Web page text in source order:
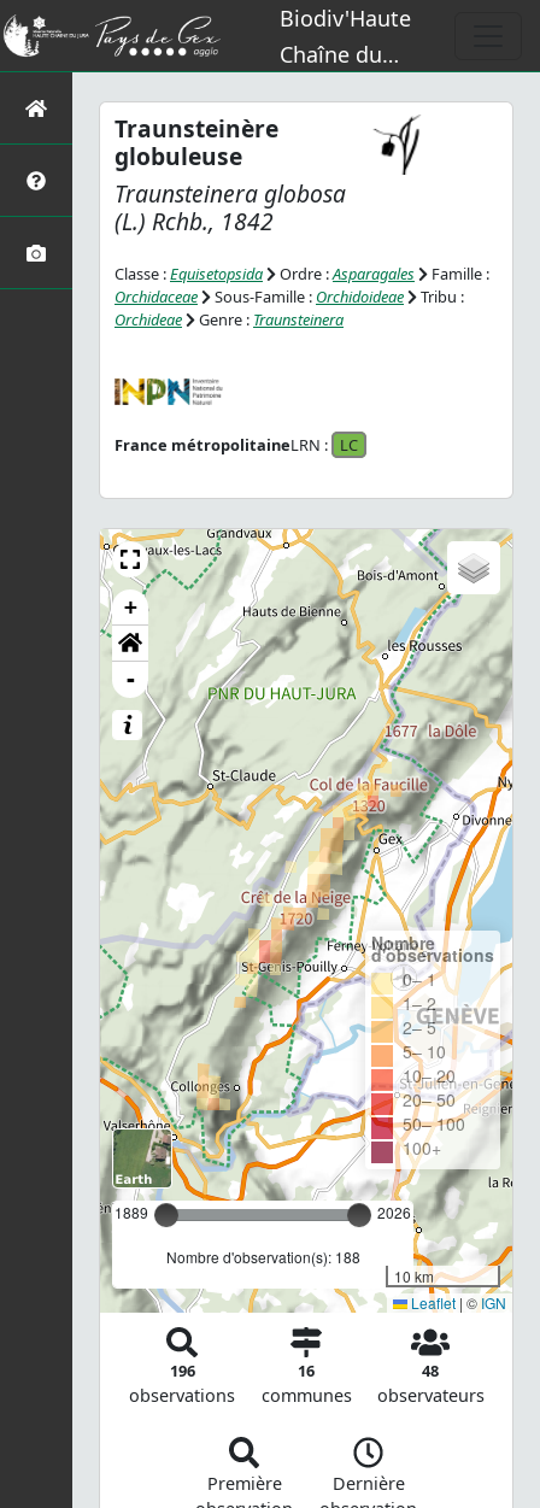
Biodiv'Haute
Chaîne du
Traunsteinère
globuleuse
Traunsteinera globosa
(L.) Rchb., 1842
Classe :Equisetopsida Ordre :Asparagales
Famille :
Orchidaceae
Sous-Famille : Orchidoideae
Tribu :
Orchideae
Genre : Traunsteinera
France métropolitaineLRN : LC
+
-
1889 2026
Nombre d'observation(s): 188
Nombre
d'observations
0– 1
1– 2
2– 5
5– 10
10– 20
20– 50
50– 100
100+
10 km
Leaflet | ©IGN
196
observations
16
communes
48
observateurs
Première
Dernière